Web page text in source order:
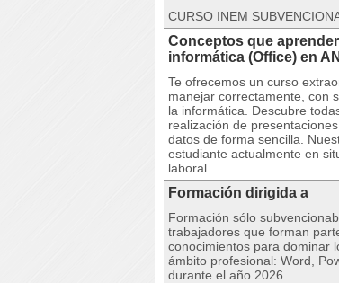
CURSO INEM
Conceptos que
informática (Office) en
Te ofrecemos un curso
manejar correctamente, con
la informática. Descubre
realización de
datos de forma sencilla.
estudiante actualmente en
laboral
Formación dirigida a
Formación sólo
trabajadores que forman
conocimientos para dominar
ámbito profesional: Word,
durante el año 2026